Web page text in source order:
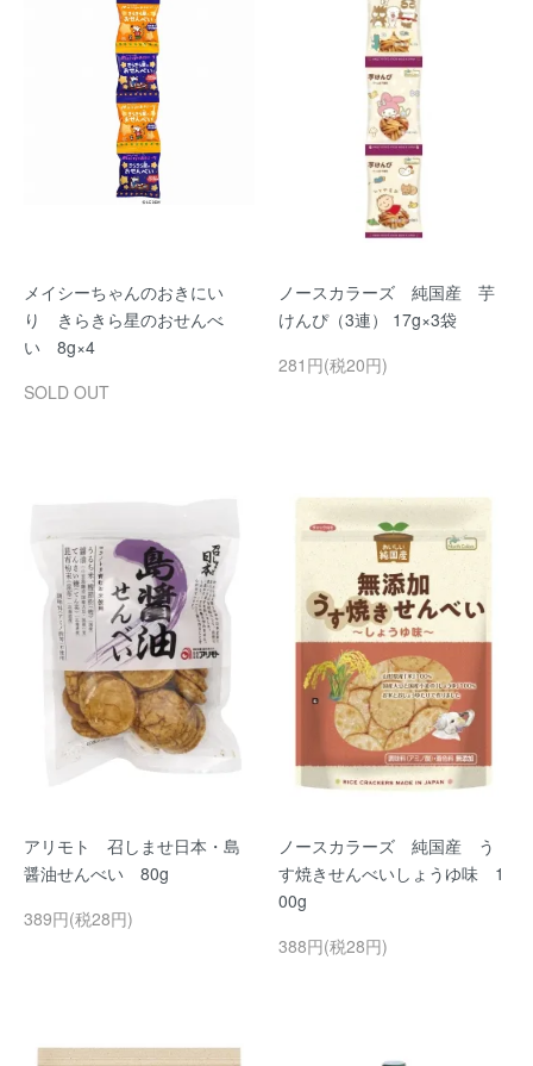
メイシーちゃんのおきにい
り きらきら星のおせんべ
い 8g×4
SOLD OUT
ノースカラーズ 純国産 芋
けんぴ（3連） 17g×3袋
281円(税20円)
アリモト 召しませ日本・島
醤油せんべい 80g
389円(税28円)
ノースカラーズ 純国産 う
す焼きせんべいしょうゆ味 1
00g
388円(税28円)